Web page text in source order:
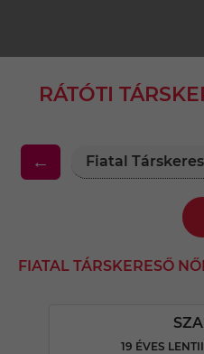
RÁTÓTI
← Fiatal
FIATAL TÁRSKERESŐ
19 ÉVES